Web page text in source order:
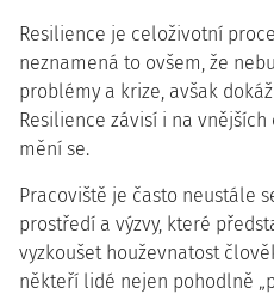
Resilience je celoživotní
neznamená to ovšem, že
problémy a krize, avšak
Resilience závisí i na
mění se.
Pracoviště je často neustále
prostředí a výzvy, které
vyzkoušet houževnatost
někteří lidé nejen pohodlně